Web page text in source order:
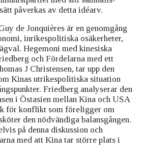
påverkas av detta idéarv.
de Jonquières är en genomgång
inrikespolitiska osäkerheter,
Hegemoni med kinesiska
och ­För­delarna med ett
J Christensen, tar upp den
Kinas utrikespolitiska situation
Friedberg analyserar den
i Öst­asien mellan Kina och USA
för konflikt som föreligger om
den nödvändiga balansgången.
på denna diskussion och
med att Kina tar större plats i